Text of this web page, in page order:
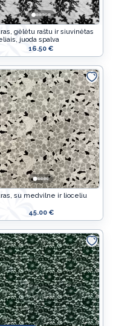
gėlėtu raštu ir siuvinėtas
juoda spalva
16.50 €
su medvilne ir lioceliu
45.00 €